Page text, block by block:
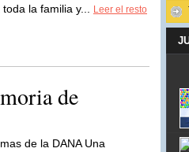
la familia y...
Leer el resto
de
de la DANA Una